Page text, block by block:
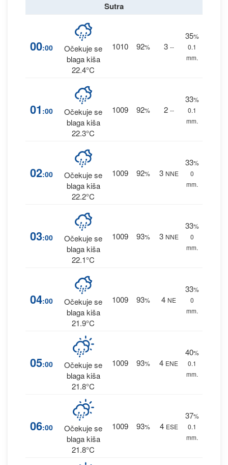
Sutra
00:00
Očekuje se
blaga kiša
22.4°C
1010 92% 3 --
35%
0.1
mm.
01 :00
Očekuje se
blaga kiša
22.3°C
1009 92% 2 --
33%
0.1
mm.
02:00
Očekuje se
blaga kiša
22.2°C
1009 92% 3 NNE
33%
0
mm.
03:00
Očekuje se
blaga kiša
22.1°C
1009 93% 3 NNE
33%
0
mm.
04:00
Očekuje se
blaga kiša
21.9°C
1009 93% 4 NE
33%
0
mm.
05:00
Očekuje se
blaga kiša
21.8°C
1009 93% 4 ENE
40%
0.1
mm.
06:00
Očekuje se
blaga kiša
21.8°C
1009 93% 4 ESE
37%
0.1
mm.